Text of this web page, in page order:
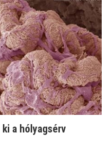
a hólyagsérv